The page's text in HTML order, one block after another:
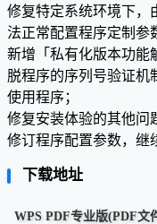
修复特定系统环境下，
法正常配置程序定制参
新增「私有化版本功能
脱程序的序列号验证机
使用程序；
修复安装体验的其他问
修订程序配置参数，继
下载地址
WPS PDF专业版(PDF文